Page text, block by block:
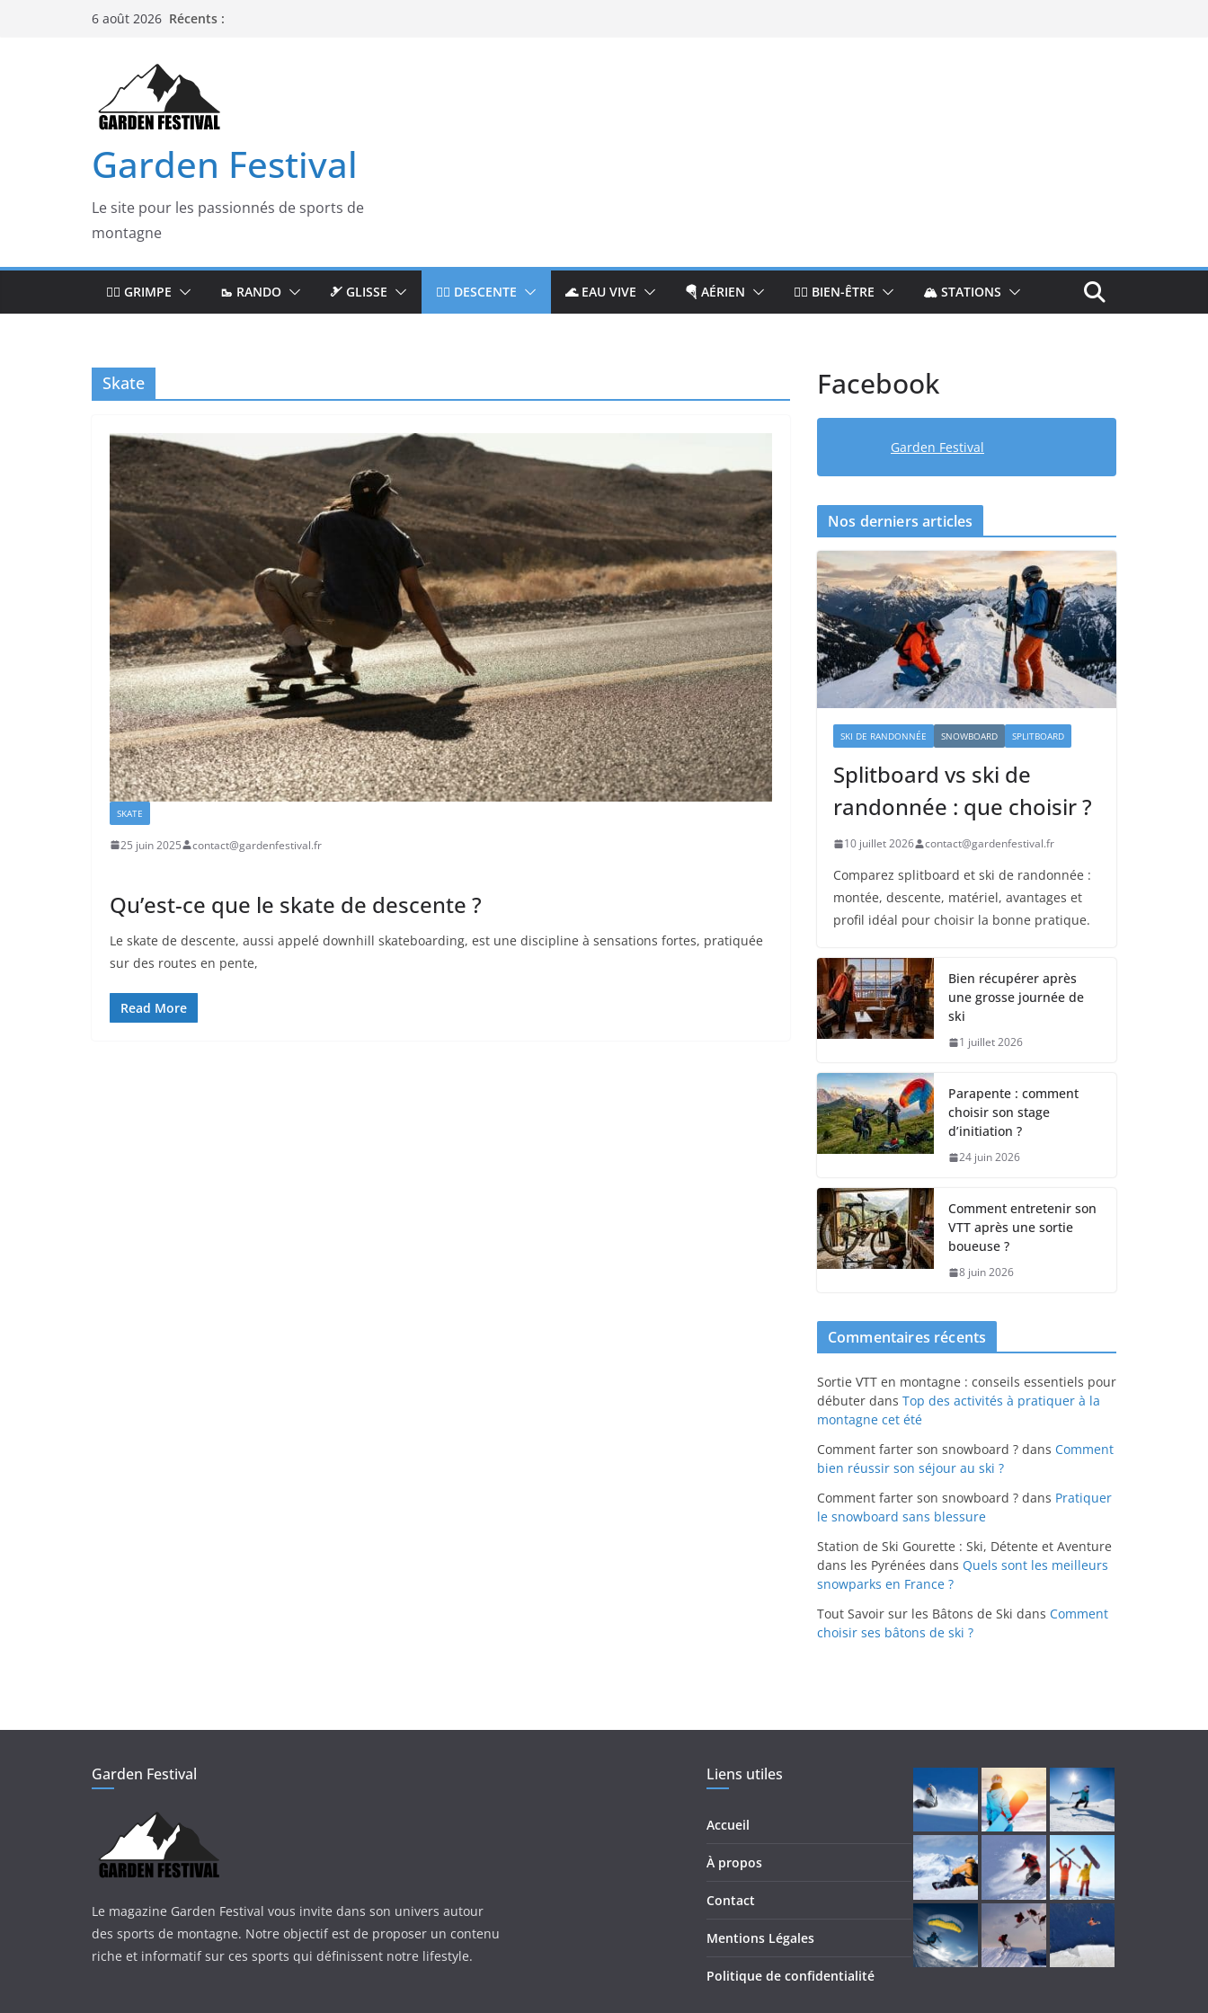
6 août 2026 Récents :
Garden Festival
Le site pour les passionnés de sports de
montagne
🧗‍♂️ GRIMPE 🥾 RANDO 🎿 GLISSE 🚵‍♂️ DESCENTE 🌊 EAU VIVE 🪂 AÉRIEN 🧘‍♀️ BIEN-ÊTRE 🏔️ STATIONS
Skate
SKATE
25 juin 2025 contact@gardenfestival.fr
Qu’est-ce que le skate de descente ?
Le skate de descente, aussi appelé downhill skateboarding, est une discipline à sensations fortes, pratiquée
sur des routes en pente,
Read More
Facebook
Garden Festival
Nos derniers articles
SKI DE RANDONNÉE SNOWBOARD SPLITBOARD
Splitboard vs ski de
randonnée : que choisir ?
10 juillet 2026 contact@gardenfestival.fr
Comparez splitboard et ski de randonnée :
montée, descente, matériel, avantages et
profil idéal pour choisir la bonne pratique.
Bien récupérer après
une grosse journée de
ski
1 juillet 2026
Parapente : comment
choisir son stage
d’initiation ?
24 juin 2026
Comment entretenir son
VTT après une sortie
boueuse ?
8 juin 2026
Commentaires récents
Sortie VTT en montagne : conseils essentiels pour
débuter dans Top des activités à pratiquer à la
montagne cet été
Comment farter son snowboard ? dans Comment
bien réussir son séjour au ski ?
Comment farter son snowboard ? dans Pratiquer
le snowboard sans blessure
Station de Ski Gourette : Ski, Détente et Aventure
dans les Pyrénées dans Quels sont les meilleurs
snowparks en France ?
Tout Savoir sur les Bâtons de Ski dans Comment
choisir ses bâtons de ski ?
Garden Festival
Le magazine Garden Festival vous invite dans son univers autour
des sports de montagne. Notre objectif est de proposer un contenu
riche et informatif sur ces sports qui définissent notre lifestyle.
Liens utiles
Accueil
À propos
Contact
Mentions Légales
Politique de confidentialité